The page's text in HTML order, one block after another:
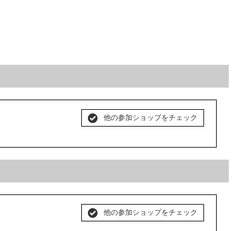
他の参加ショップをチェック
他の参加ショップをチェック